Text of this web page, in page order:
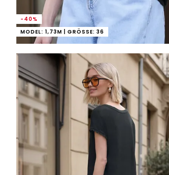
-40%
MODEL: 1,73M | GRÖSSE: 36